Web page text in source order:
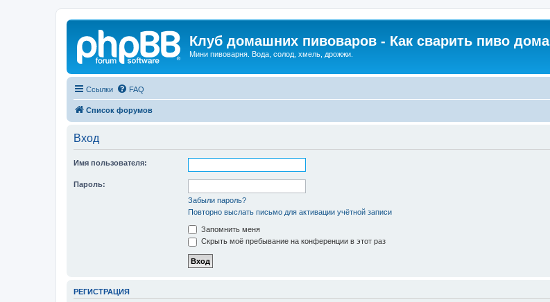
Клуб домашних пивоваров - Как cварить пиво дома
Мини пивоварня. Вода, солод, хмель, дрожжи.
Ссылки FAQ
Список форумов
Вход
Имя пользователя:
Пароль:
Забыли пароль?
Повторно выслать письмо для активации учётной записи
Запомнить меня
Скрыть моё пребывание на конференции в этот раз
РЕГИСТРАЦИЯ